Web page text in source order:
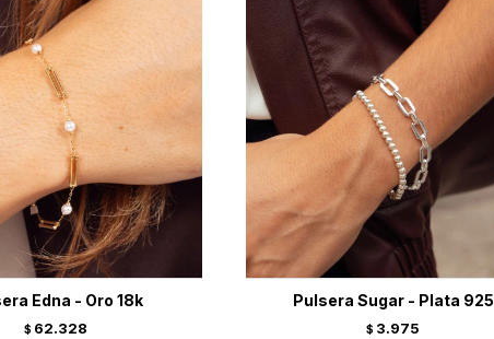
Edna - Oro 18k
$ 62.328
Pulsera Sugar - Plata 925
$ 3.975